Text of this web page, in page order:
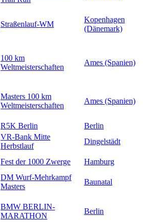
Straßenlauf-WM
Kopenhagen
(Dänemark)
100 km
Weltmeisterschaften
Ames (Spanien)
Masters 100 km
Weltmeisterschaften
Ames (Spanien)
R5K Berlin
Berlin
VR-Bank Mitte
Herbstlauf
Dingelstädt
Fest der 1000 Zwerge
Hamburg
DM Wurf-Mehrkampf
Masters
Baunatal
BMW BERLIN-
MARATHON
Berlin